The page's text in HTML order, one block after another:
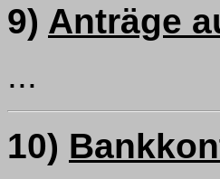
9) Anträge
...
10)